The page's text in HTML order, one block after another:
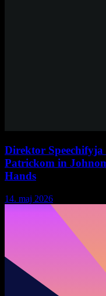
Direktor
Patrickom in
Hands
14. maj 2026